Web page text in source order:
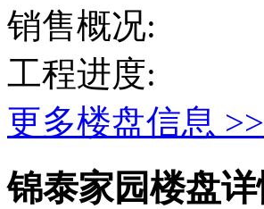
销售概况:
工程进度:
更多楼盘信息 >>
锦泰家园楼盘